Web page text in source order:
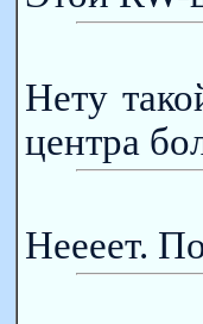
Нету
центра
Неееет.